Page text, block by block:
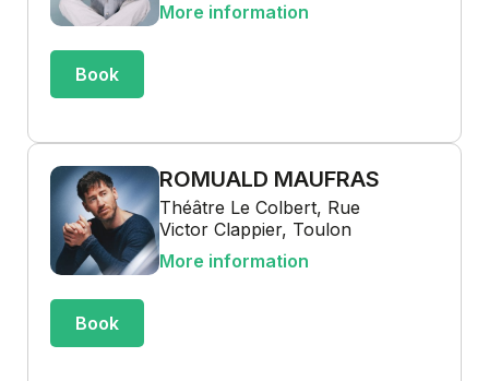
More information
Book
ROMUALD MAUFRAS
Théâtre Le Colbert, Rue
Victor Clappier, Toulon
More information
Book